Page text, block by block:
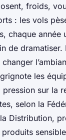
froids,
: les vols
chaque année
de dramatiser.
les
pression sur la
selon la
Distribution,